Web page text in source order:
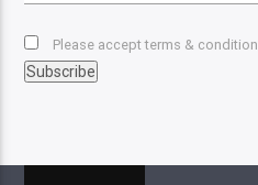
Please accept terms & condition